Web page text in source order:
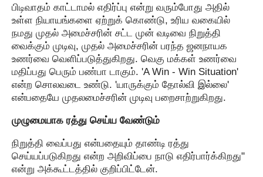
பிடிவாதம் காட்டாமல் எதிர்ப்பு என்று வரும்போது அதில்
உள்ள நியாயங்களை ஏற்றுக் கொண்டு, உரிய வகையில்
நமது முதல் அமைச்சரின் சட்ட முன் வடிவை நிறுத்தி
வைக்கும் முடிவு, முதல் அமைச்சரின் பரந்த ஜனநாயக
உணர்வை வெளிப்படுத்துகிறது. வெகு மக்கள் உணர்வை
மதிப்பது பெரும் பண்பா டாகும். 'A Win - Win Situation'
என்ற சொலவடை உண்டு. 'யாருக்கும் தோல்வி இல்லை'
என்பதையே முதலமைச்சரின் முடிவு பறைசாற்றுகிறது.
முழுமையாக ரத்து செய்ய வேண்டும்
நிறுத்தி வைப்பது என்பதையும் தாண்டி ரத்து
செய்யப்படுகிறது என்ற அறிவிப்பை நாடு எதிர்பார்க்கிறது"
என்று அக்கூட்டத்தில் குறிப்பிட்டேன்.